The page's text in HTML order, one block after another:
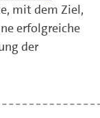
mit dem Ziel,
erfolgreiche
der